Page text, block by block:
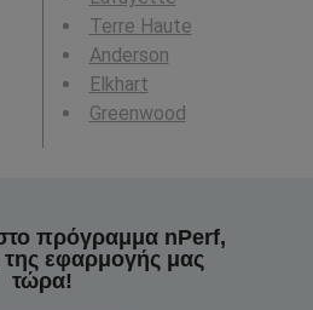
Terre Haute
Anderson
Elkhart
Greenwood
πρόγραμμα nPerf,
εφαρμογής μας
τώρα!